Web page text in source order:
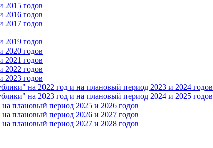
годов
годов
годов
годов
годов
годов
годов
годов
на 2022 год и на плановый период 2023 и 2024 годов
на 2023 год и на плановый период 2024 и 2025 годов
плановый период 2025 и 2026 годов
плановый период 2026 и 2027 годов
плановый период 2027 и 2028 годов